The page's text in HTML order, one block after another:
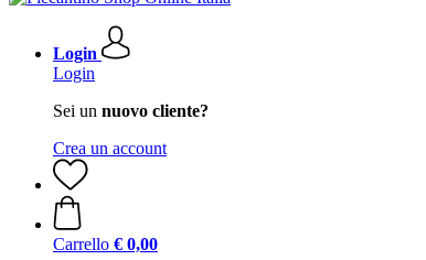
Login
Login
Sei un nuovo cliente?
Crea un account
Carrello € 0,00